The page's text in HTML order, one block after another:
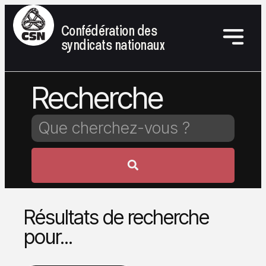
Confédération des
syndicats nationaux
Recherche
Résultats de recherche
pour...